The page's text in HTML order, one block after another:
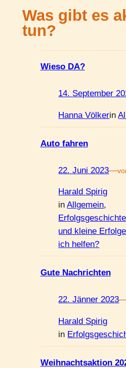
Was gibt es
tun?
Wieso DA?
14. September
Hanna Völkerin
Auto fahren
22. Juni 2023—
Harald Spirig
inAllgemein
und kleine Erfolge
ich helfen?
Gute Nachrichten
22. Jänner 2023
Harald Spirig
in
Weihnachtsaktion